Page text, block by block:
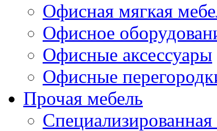
Офисная мягкая
Офисное
Офисные аксессуары
Офисные
Прочая мебель
Специализированная